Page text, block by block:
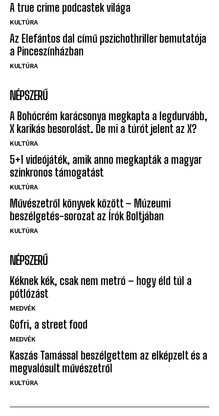
A true crime podcastek világa
KULTÚRA
Az Elefántos dal című pszichothriller bemutatója
a Pinceszínházban
KULTÚRA
NÉPSZERŰ
A Bohócrém karácsonya megkapta a legdurvább,
X karikás besorolást. De mi a túrót jelent az X?
KULTÚRA
5+1 videójáték, amik anno megkapták a magyar
szinkronos támogatást
KULTÚRA
Művészetről könyvek között – Múzeumi
beszélgetés-sorozat az Írók Boltjában
KULTÚRA
NÉPSZERŰ
Kéknek kék, csak nem metró – hogy éld túl a
pótlózást
MEDVÉK
Gofri, a street food
MEDVÉK
Kaszás Tamással beszélgettem az elképzelt és a
megvalósult művészetről
KULTÚRA